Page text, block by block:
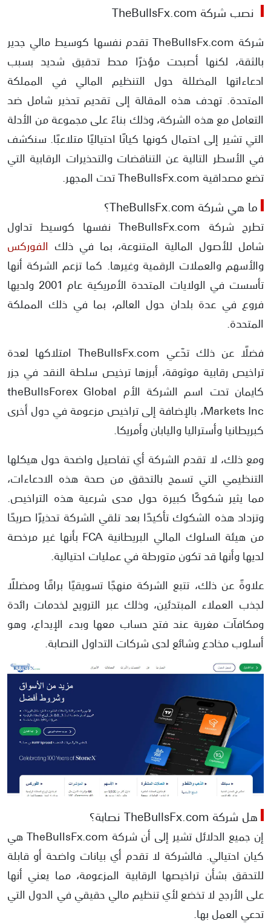
التضليل حول تاريخ التأسيس والخبرة المزعومة
الوعود الكاذبة بضمان الأرباح والمكافآت الوهمية
نصب شركة TheBullsFx.com
شركة TheBullsFx.com تقدم نفسها كوسيط مالي جدير
بالثقة، لكنها أصبحت مؤخرًا محط تدقيق شديد بسبب
ادعاءاتها المضللة حول التنظيم المالي في المملكة
المتحدة. تهدف هذه المقالة إلى تقديم تحذير شامل ضد
التعامل مع هذه الشركة، وذلك بناءً على مجموعة من الأدلة
التي تشير إلى احتمال كونها كيانًا احتياليًا متلاعبًا. سنكشف
في الأسطر التالية عن التناقضات والتحذيرات الرقابية التي
تضع مصداقية TheBullsFx.com تحت المجهر.
ما هي شركة TheBullsFx.com؟
تطرح شركة TheBullsFx.com نفسها كوسيط تداول
شامل للأصول المالية المتنوعة، بما في ذلك الفوركس
والأسهم والعملات الرقمية وغيرها. كما تزعم الشركة أنها
تأسست في الولايات المتحدة الأمريكية عام 2001 ولديها
فروع في عدة بلدان حول العالم، بما في ذلك المملكة
المتحدة.
فضلًا عن ذلك تدّعي TheBullsFx.com امتلاكها لعدة
تراخيص رقابية موثوقة، أبرزها ترخيص سلطة النقد في جزر
كايمان تحت اسم الشركة الأم theBullsForex Global
Markets Inc، بالإضافة إلى تراخيص مزعومة في دول أخرى
كبريطانيا وأستراليا واليابان وأمريكا.
ومع ذلك، لا تقدم الشركة أي تفاصيل واضحة حول هيكلها
التنظيمي التي تسمح بالتحقق من صحة هذه الادعاءات،
مما يثير شكوكًا كبيرة حول مدى شرعية هذه التراخيص.
وتزداد هذه الشكوك تأكيدًا بعد تلقي الشركة تحذيرًا صريحًا
من هيئة السلوك المالي البريطانية FCA بأنها غير مرخصة
لديها وأنها قد تكون متورطة في عمليات احتيالية.
علاوةً عن ذلك، تتبع الشركة منهجًا تسويقيًا براقًا ومضللًا
لجذب العملاء المبتدئين، وذلك عبر الترويج لخدمات رائدة
ومكافآت مغرية عند فتح حساب معها وبدء الإيداع، وهو
أسلوب مخادع وشائع لدى شركات التداول النصابة.
هل شركة TheBullsFx.com نصابة؟
إن جميع الدلائل تشير إلى أن شركة TheBullsFx.com هي
كيان احتيالي. فالشركة لا تقدم أي بيانات واضحة أو قابلة
للتحقق بشأن تراخيصها الرقابية المزعومة، مما يعني أنها
على الأرجح لا تخضع لأي تنظيم مالي حقيقي في الدول التي
تدعي العمل بها.